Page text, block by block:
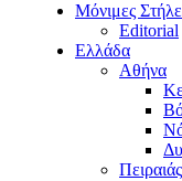
Μόνιμες
Editorial
Ελλάδα
Αθήνα
Πειραιάς